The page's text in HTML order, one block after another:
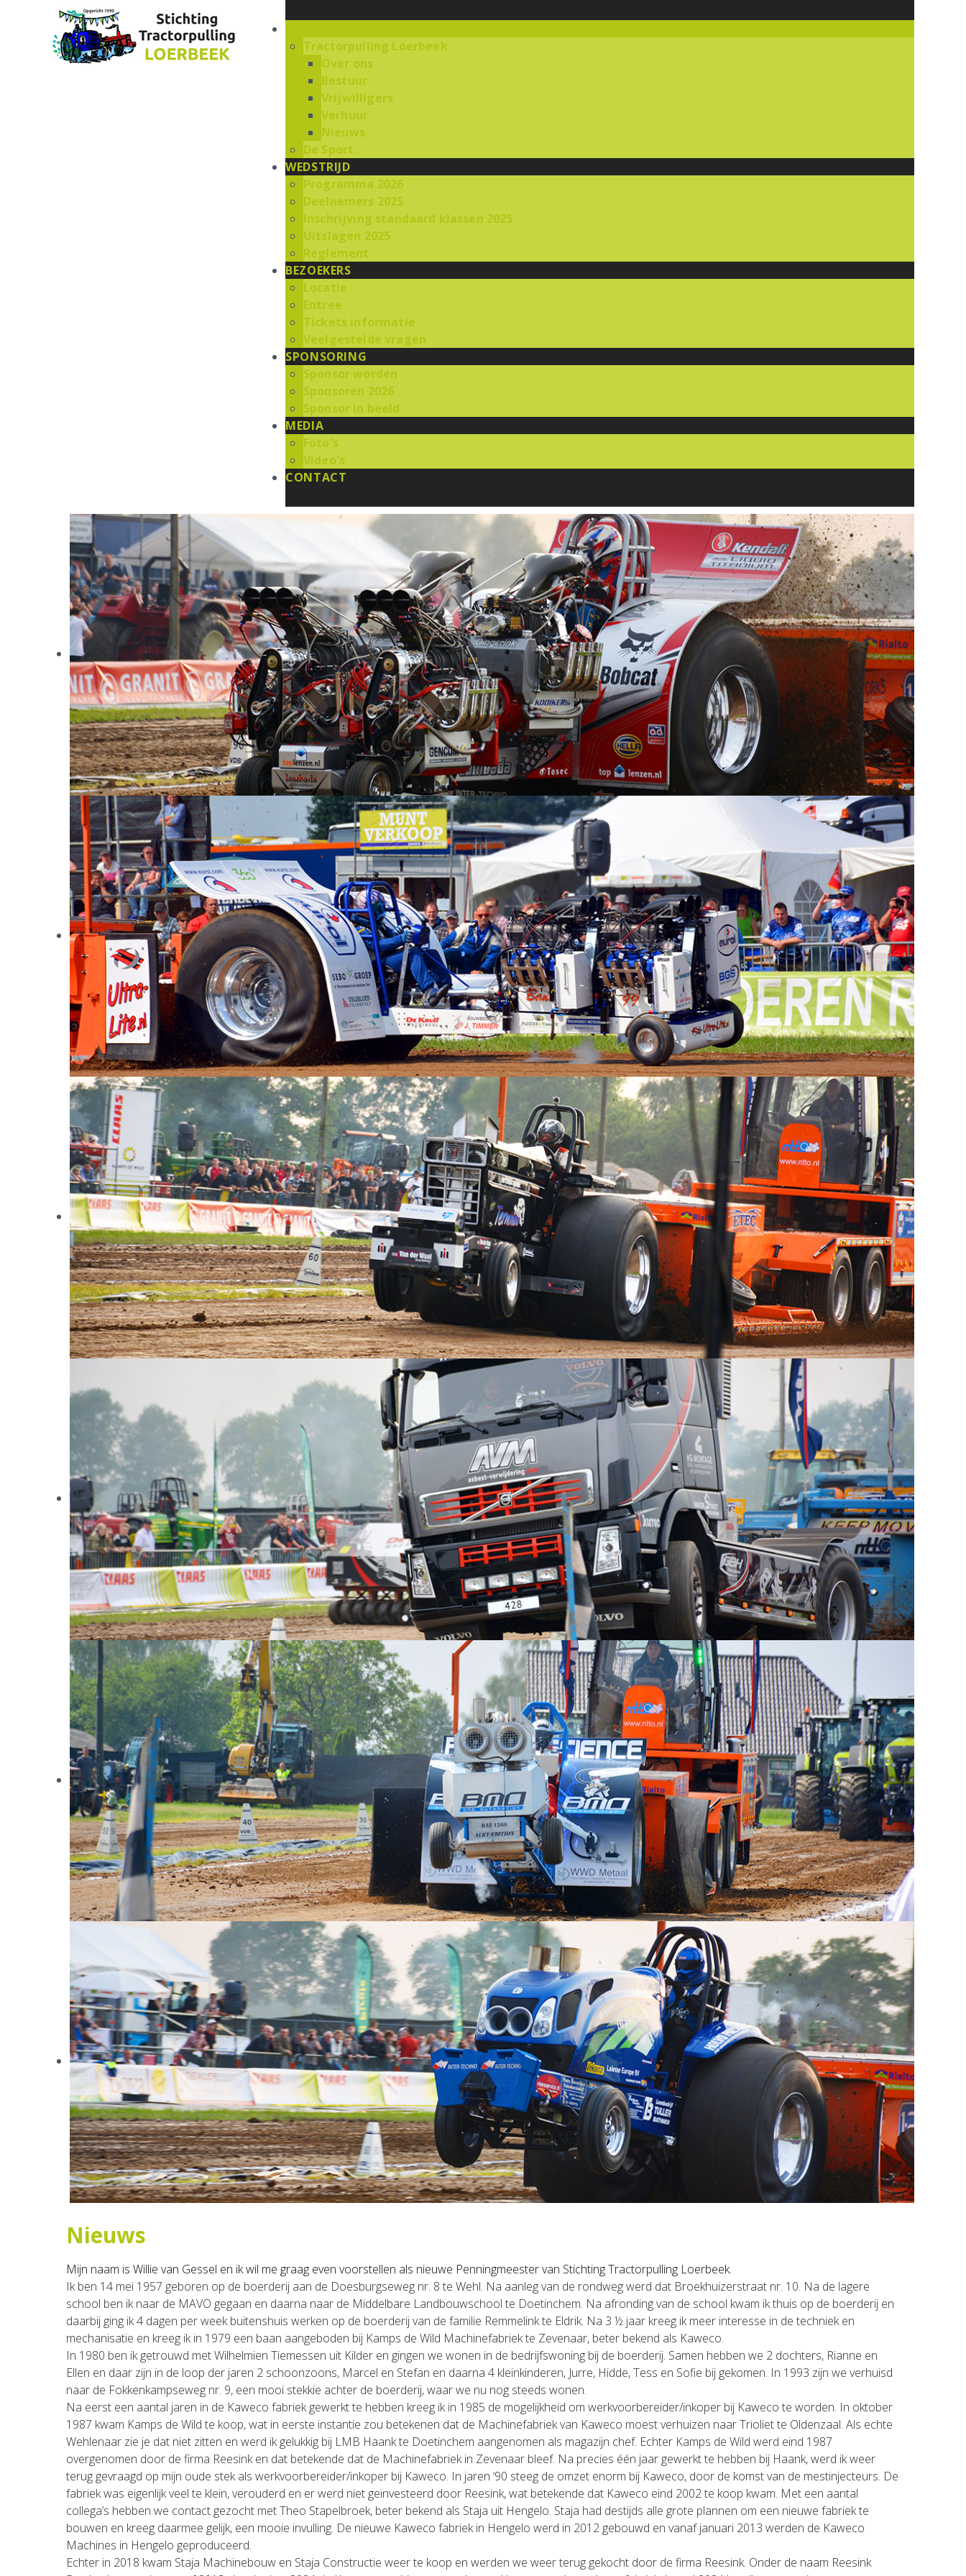
Tractorpulling Loerbeek
Over ons
Bestuur
Vrijwilligers
Verhuur
Nieuws
De Sport
WEDSTRIJD
Programma 2026
Deelnemers 2025
Inschrijving standaard klassen 2025
Uitslagen 2025
Reglement
BEZOEKERS
Locatie
Entree
Tickets informatie
Veelgestelde vragen
SPONSORING
Sponsor worden
Sponsoren 2026
Sponsor in beeld
MEDIA
Foto's
Video's
CONTACT
Nieuws
Mijn naam is Willie van Gessel en ik wil me graag even voorstellen als nieuwe Penningmeester van Stichting Tractorpulling Loerbeek.
Ik ben 14 mei 1957 geboren op de boerderij aan de Doesburgseweg nr. 8 te Wehl. Na aanleg van de rondweg werd dat Broekhuizerstraat nr. 10. Na de lagere
school ben ik naar de MAVO gegaan en daarna naar de Middelbare Landbouwschool te Doetinchem. Na afronding van de school kwam ik thuis op de boerderij en
daarbij ging ik 4 dagen per week buitenshuis werken op de boerderij van de familie Remmelink te Eldrik. Na 3 ½ jaar kreeg ik meer interesse in de techniek en
mechanisatie en kreeg ik in 1979 een baan aangeboden bij Kamps de Wild Machinefabriek te Zevenaar, beter bekend als Kaweco.
In 1980 ben ik getrouwd met Wilhelmien Tiemessen uit Kilder en gingen we wonen in de bedrijfswoning bij de boerderij. Samen hebben we 2 dochters, Rianne en
Ellen en daar zijn in de loop der jaren 2 schoonzoons, Marcel en Stefan en daarna 4 kleinkinderen, Jurre, Hidde, Tess en Sofie bij gekomen. In 1993 zijn we verhuisd
naar de Fokkenkampseweg nr. 9, een mooi stekkie achter de boerderij, waar we nu nog steeds wonen.
Na eerst een aantal jaren in de Kaweco fabriek gewerkt te hebben kreeg ik in 1985 de mogelijkheid om werkvoorbereider/inkoper bij Kaweco te worden. In oktober
1987 kwam Kamps de Wild te koop, wat in eerste instantie zou betekenen dat de Machinefabriek van Kaweco moest verhuizen naar Trioliet te Oldenzaal. Als echte
Wehlenaar zie je dat niet zitten en werd ik gelukkig bij LMB Haank te Doetinchem aangenomen als magazijn chef. Echter Kamps de Wild werd eind 1987
overgenomen door de firma Reesink en dat betekende dat de Machinefabriek in Zevenaar bleef. Na precies één jaar gewerkt te hebben bij Haank, werd ik weer
terug gevraagd op mijn oude stek als werkvoorbereider/inkoper bij Kaweco. In jaren ‘90 steeg de omzet enorm bij Kaweco, door de komst van de mestinjecteurs. De
fabriek was eigenlijk veel te klein, verouderd en er werd niet geïnvesteerd door Reesink, wat betekende dat Kaweco eind 2002 te koop kwam. Met een aantal
collega’s hebben we contact gezocht met Theo Stapelbroek, beter bekend als Staja uit Hengelo. Staja had destijds alle grote plannen om een nieuwe fabriek te
bouwen en kreeg daarmee gelijk, een mooie invulling. De nieuwe Kaweco fabriek in Hengelo werd in 2012 gebouwd en vanaf januari 2013 werden de Kaweco
Machines in Hengelo geproduceerd.
Echter in 2018 kwam Staja Machinebouw en Staja Constructie weer te koop en werden we weer terug gekocht door de firma Reesink. Onder de naam Reesink